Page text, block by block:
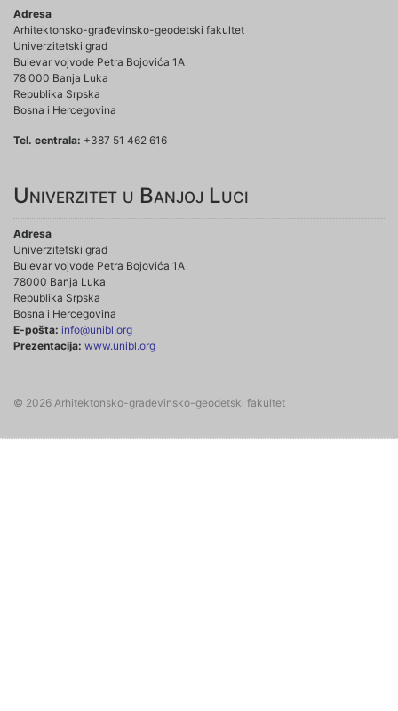
Adresa
Arhitektonsko-građevinsko-geodetski fakultet
Univerzitetski grad
Bulevar vojvode Petra Bojovića 1A
78 000 Banja Luka
Republika Srpska
Bosna i Hercegovina
Tel. centrala: +387 51 462 616
Univerzitet u Banjoj Luci
Adresa
Univerzitetski grad
Bulevar vojvode Petra Bojovića 1A
78000 Banja Luka
Republika Srpska
Bosna i Hercegovina
E-pošta: info@unibl.org
Prezentacija: www.unibl.org
© 2026 Arhitektonsko-građevinsko-geodetski fakultet